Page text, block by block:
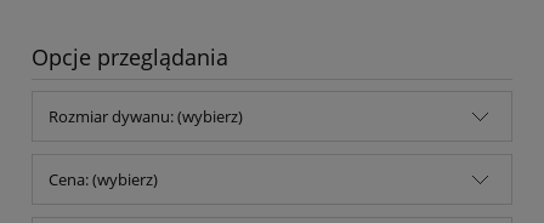
Opcje przeglądania
Rozmiar dywanu: (wybierz)
Cena: (wybierz)